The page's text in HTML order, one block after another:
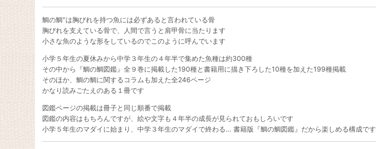
鯛の鯛"は胸びれを持つ魚には必ずあると言われている骨
胸びれを支えている骨で、人間で言うと肩甲骨に当たります
小さな魚のような形をしているのでこのように呼んでいます
小学５年生の夏休みから中学３年生の４年半で集めた魚種は約300種
その中から『鯛の鯛図鑑』全９巻に掲載した190種と書籍用に描き下ろした10種を加えた199種掲載
そのほか、鯛の鯛に関するコラムも加えた全246ページ
かなり読みごたえのある１冊です
図鑑ページの掲載は冊子と同じ順番で掲載
図鑑の内容はもちろんですが、絵や文字も４年半の成長が見られておもしろいです
小学５年生のマダイに始まり、中学３年生のマダイで終わる… 書籍版『鯛の鯛図鑑』だから楽しめる構成です